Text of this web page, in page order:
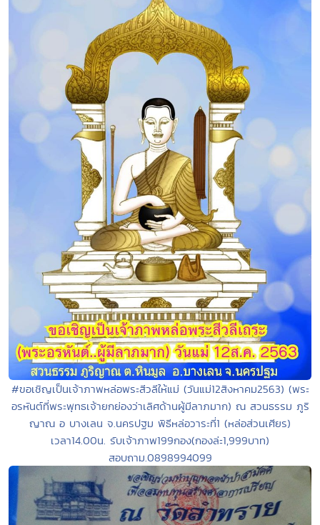
#ขอเชิญเป็นเจ้าภาพหล่อพระสีวลีให้แม่ (วันแม่12สิงหาคม2563) (พระ
อรหันต์ที่พระพุทธเจ้ายกย่องว่าเลิศด้านผู้มีลาภมาก) ณ สวนธรรม ภูริ
ญาณ อ บางเลน จ.นครปฐม พิธีหล่อวาระที่1 (หล่อส่วนเศียร)
เวลา14.00น. รับเจ้าภาพ199กอง(กองล่ะ1,999บาท)
สอบถาม.0898994099